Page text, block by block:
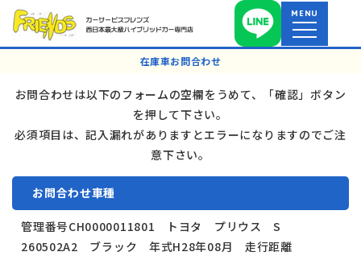
MENU
在庫車お問合わせ
お問合わせは以下のフォームの空欄をうめて、「確認」ボタン
を押して下さい。
必須項目は、記入漏れがありますとエラーになりますのでご注
意下さい。
お問合わせ車種
管理番号CH0000011801 トヨタ プリウス S
260502A2 ブラック 年式H28年08月 走行距離